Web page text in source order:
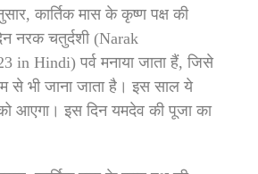
कार्तिक मास के कृष्ण पक्ष की
नरक चतुर्दशी (Narak
in Hindi) पर्व मनाया जाता हैं, जिसे
से भी जाना जाता है। इस साल ये
आएगा। इस दिन यमदेव की पूजा का